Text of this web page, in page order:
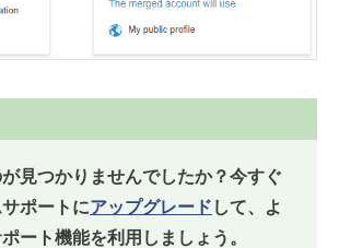
が見つかりませんでしたか？今すぐ
ポートにアップグレード して、よ
ート機能を利用しましょう。